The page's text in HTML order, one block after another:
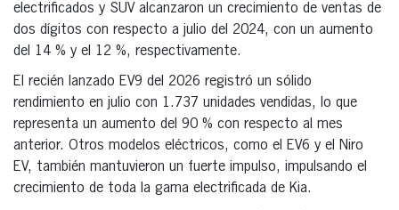
electrificados y SUV alcanzaron un crecimiento de ventas de
dos dígitos con respecto a julio del 2024, con un aumento
del 14 % y el 12 %, respectivamente.
El recién lanzado EV9 del 2026 registró un sólido
rendimiento en julio con 1.737 unidades vendidas, lo que
representa un aumento del 90 % con respecto al mes
anterior. Otros modelos eléctricos, como el EV6 y el Niro
EV, también mantuvieron un fuerte impulso, impulsando el
crecimiento de toda la gama electrificada de Kia.